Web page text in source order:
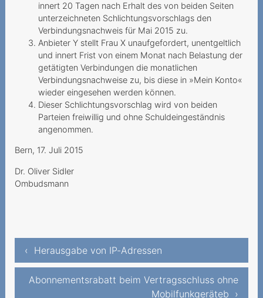
innert 20 Tagen nach Erhalt des von beiden Seiten
unterzeichneten Schlichtungsvorschlags den
Verbindungsnachweis für Mai 2015 zu.
Anbieter Y stellt Frau X unaufgefordert, unentgeltlich
und innert Frist von einem Monat nach Belastung der
getätigten Verbindungen die monatlichen
Verbindungsnachweise zu, bis diese in »Mein Konto«
wieder eingesehen werden können.
Dieser Schlichtungsvorschlag wird von beiden
Parteien freiwillig und ohne Schuldeingeständnis
angenommen.
Bern, 17. Juli 2015
Dr. Oliver Sidler
Ombudsmann
‹ Herausgabe von IP-Adressen
Abonnementsrabatt beim Vertragsschluss ohne
Mobilfunkgeräteb ›
Telefonischer Segen Gottes
mit hoher Kostenfolge
Kündigung nur per Telefon
und Chat geht das?
Hohe Kosten trotz
aktivierter Ausland-Option
Preselection wird nach
Teurer Ping-Call
Unverlangte Gebühren für
die Papierrechnung